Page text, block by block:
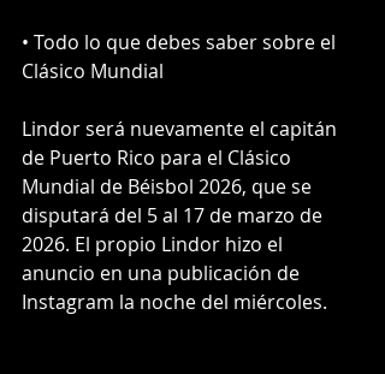
• Todo lo que debes saber sobre el
Clásico Mundial
Lindor será nuevamente el capitán
de Puerto Rico para el Clásico
Mundial de Béisbol 2026, que se
disputará del 5 al 17 de marzo de
2026. El propio Lindor hizo el
anuncio en una publicación de
Instagram la noche del miércoles.